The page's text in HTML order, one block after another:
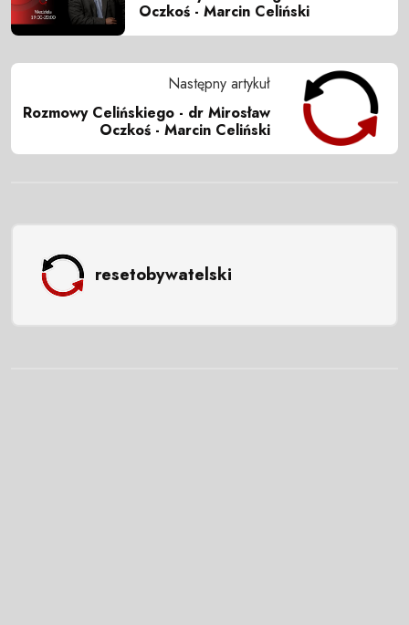
Oczkoś - Marcin Celiński
Następny artykuł
Rozmowy Celińskiego - dr Mirosław
Oczkoś - Marcin Celiński
resetobywatelski